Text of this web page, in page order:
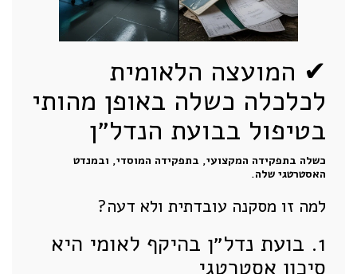
✔︎ המועצה הלאומית
לכלכלה כשלה באופן מהותי
בטיפול בבועת הנדל״ן
כשלה בתפקידה המקצועי, בתפקידה המוסדי, ובמנדט
האסטרטגי שלה.
למה זו מסקנה עובדתית ולא דעה?
1. בועת נדל״ן בהיקף לאומי היא
סיכון אסטרטגי